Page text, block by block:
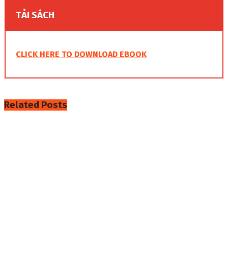
TẢI SÁCH
CLICK HERE TO DOWNLOAD EBOOK
Related Posts